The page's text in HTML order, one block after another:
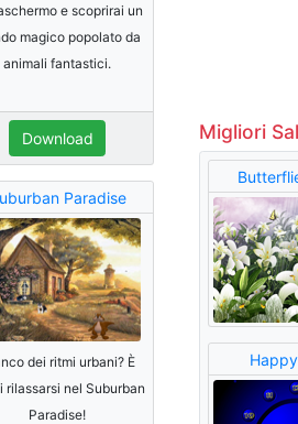
e scoprirai un
magico popolato da
animali fantastici.
Download
Paradise
dei ritmi urbani? È
rilassarsi nel Suburban
Paradise!
Migliori